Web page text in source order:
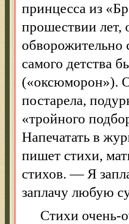
принцесса из
прошествии лет,
обворожительно
самого детства
(«оксюморон»).
постарела,
«тройного
Напечатать в
пишет стихи,
стихов. — Я
заплачу любую
Стихи очень-